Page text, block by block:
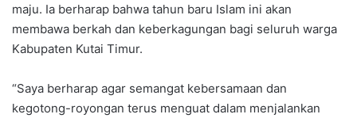
maju. Ia berharap bahwa tahun baru Islam ini akan
membawa berkah dan keberkagungan bagi seluruh warga
Kabupaten Kutai Timur.
“Saya berharap agar semangat kebersamaan dan
kegotong-royongan terus menguat dalam menjalankan